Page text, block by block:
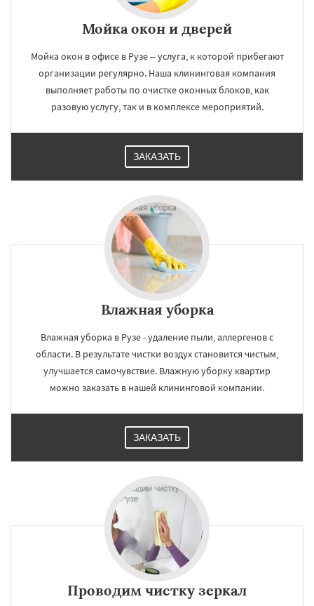
Мойка окон и дверей
Мойка окон в офисе в Рузе – услуга, к которой прибегают
организации регулярно. Наша клининговая компания
выполняет работы по очистке оконных блоков, как
разовую услугу, так и в комплексе мероприятий.
ЗАКАЗАТЬ
Влажная уборка
Влажная уборка в Рузе - удаление пыли, аллергенов с
области. В результате чистки воздух становится чистым,
улучшается самочувствие. Влажную уборку квартир
можно заказать в нашей клининговой компании.
ЗАКАЗАТЬ
Проводим чистку зеркал